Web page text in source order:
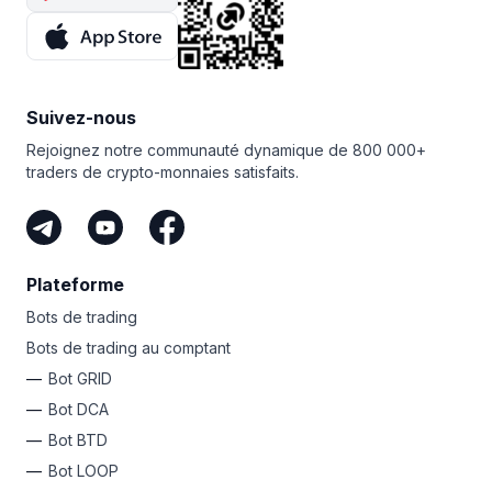
Ne manquez pas votre chance d’exploiter la puissance
du bot DCA de Bitsgap et d’enrichir votre expérience
de trading !
le bot COMBO,
abonnez-vousà Bitsgap dès maintenant !
Mais avant de commencer, assurez-vous de vous
familiariser avec les subtilités du marché des contrats
Suivez-nous
Rejoignez notre communauté dynamique de 800 000+
traders de crypto-monnaies satisfaits.
Plateforme
Bots de trading
Bots de trading au comptant
Bot GRID
Bot DCA
Bot BTD
Bot LOOP